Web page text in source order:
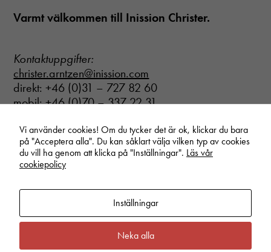
Varmt välkommen till Inission Christer.
Kontaktuppgifter:
christer.arntzen@inission.com
direkt: +46 (0)31 – 727 82 60
mobil: +46 (0)70 – 337 22 31
Start/Nyheter/Christer Arntzen ny inköpsansvarig på Inission Göteborg
Vi använder cookies! Om du tycker det är ok, klickar du bara
på "Acceptera alla". Du kan såklart välja vilken typ av cookies
du vill ha genom att klicka på "Inställningar". Läs vår
cookiepolicy
Inställningar
Neka alla
Dessa cookies
går inte att